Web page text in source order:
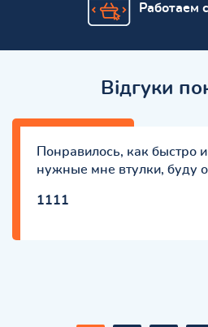
Работаем
Відгуки
Понравилось, как быстро
нужные мне втулки, буду
1111